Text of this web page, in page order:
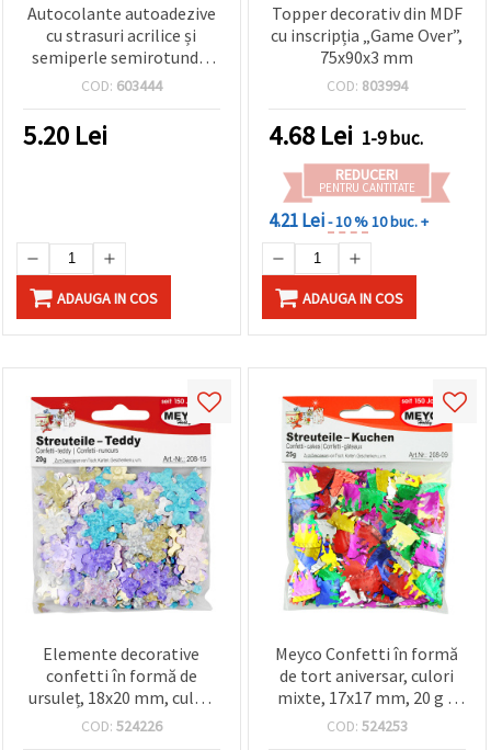
Autocolante autoadezive
cu strasuri acrilice și
semiperle semirotunde,
mov - 159 buc.
COD: 603444
5.20 Lei
ADAUGA IN COS
Topper decorativ din MDF
cu inscripția „Game Over”,
75x90x3 mm
COD: 803994
4.68 Lei 1-9 buc.
REDUCERI
PENTRU CANTITATE
4.21 Lei- 10 %10 buc. +
ADAUGA IN COS
Elemente decorative
confetti în formă de
ursuleț, 18x20 mm, culori
curcubeu mixte - 20 g
COD: 524226
Meyco Confetti în formă
de tort aniversar, culori
mixte, 17x17 mm, 20 g –
pentru decorul mesei la
COD: 524253